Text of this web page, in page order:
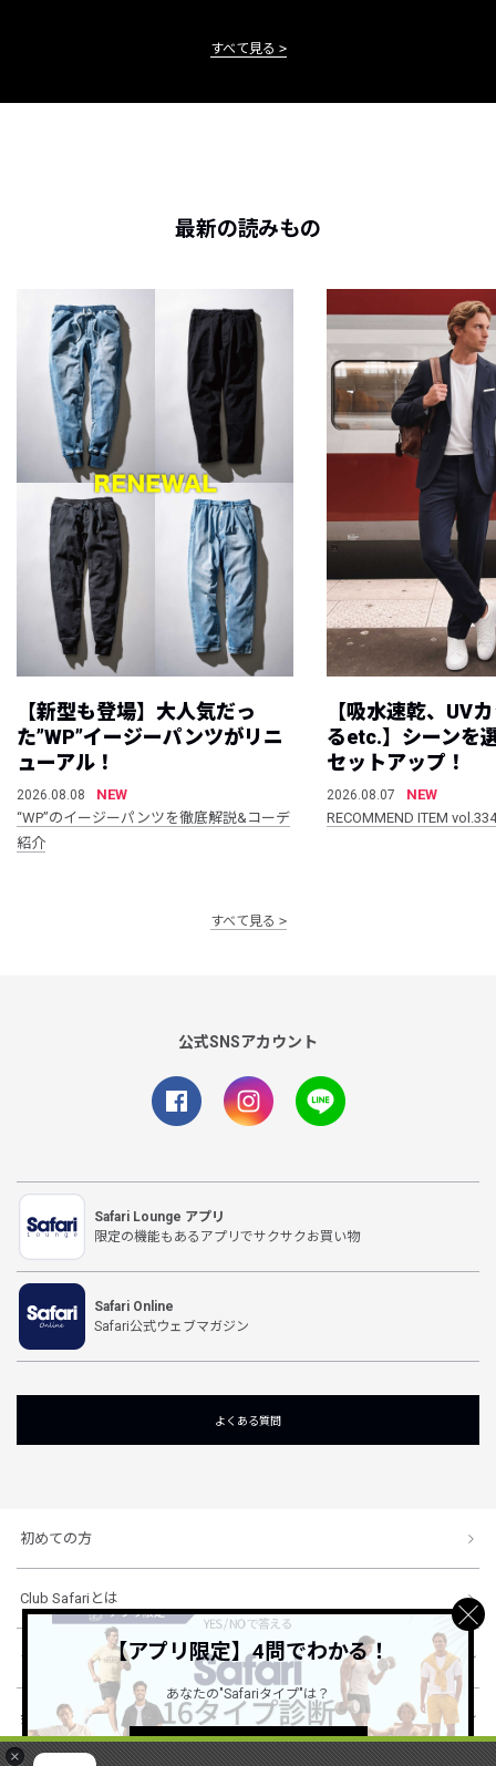
×
すべて見る
最新の読みもの
【新型も登場】大人気だっ
た”WP”イージーパンツがリニ
ューアル！
2026.08.08
NEW
“WP”のイージーパンツを徹底解説&コーデ
紹介
【吸水速乾、UV
るetc.】シーンを
セットアップ！
2026.08.07
NEW
RECOMMEND ITEM vol.334
すべて見る
公式SNSアカウント
Safari Lounge アプリ
限定の機能もあるアプリでサクサクお買い物
Safari Online
Safari公式ウェブマガジン
よくある質問
初めての方
Club Safariとは
ショッピングガイド
会社概要・規約
【アプリ限定】4問でわかる！
あなたの"Safariタイプ"は？
詳しくはこちら ＞